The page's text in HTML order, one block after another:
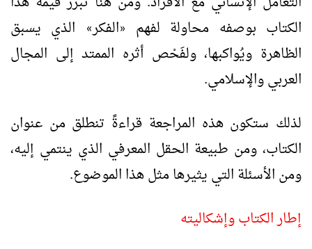
الكتاب بوصفه محاولة لفهم
«الفكر»
الذي يسبق
الظاهرة ويُواكبها، ولفَحْص أثره الممتد إلى المجال
العربي والإسلامي.
لذلك ستكون هذه المراجعة قراءةً تنطلق من عنوان
الكتاب، ومن طبيعة الحقل المعرفي الذي ينتمي إليه،
ومن الأسئلة التي يثيرها مثل هذا الموضوع.
إطار الكتاب وإشكاليته